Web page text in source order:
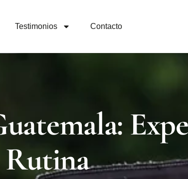
Testimonios Contacto
Rutina